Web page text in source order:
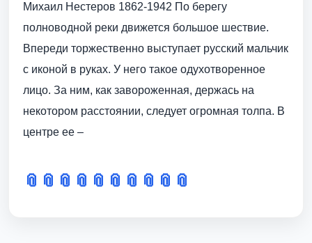
Михаил Нестеров 1862-1942 По берегу
полноводной реки движется большое шествие.
Впереди торжественно выступает русский мальчик
с иконой в руках. У него такое одухотворенное
лицо. За ним, как завороженная, держась на
некотором расстоянии, следует огромная толпа. В
центре ее –
📎 📎 📎 📎 📎 📎 📎 📎 📎 📎